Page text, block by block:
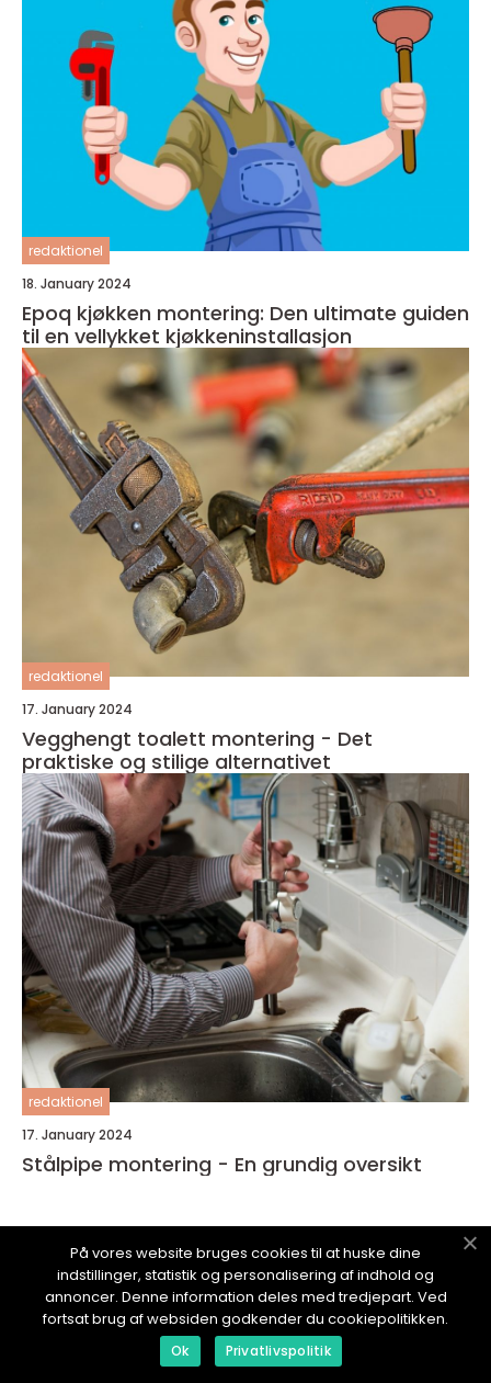
redaktionel
18. January 2024
Epoq kjøkken montering: Den ultimate guiden
til en vellykket kjøkkeninstallasjon
redaktionel
17. January 2024
Vegghengt toalett montering - Det
praktiske og stilige alternativet
redaktionel
17. January 2024
Stålpipe montering - En grundig oversikt
NYSERVICE.no
På vores website bruges cookies til at huske dine
indstillinger, statistik og personalisering af indhold og
annoncer. Denne information deles med tredjepart. Ved
fortsat brug af websiden godkender du cookiepolitikken.
Ok Privatlivspolitik